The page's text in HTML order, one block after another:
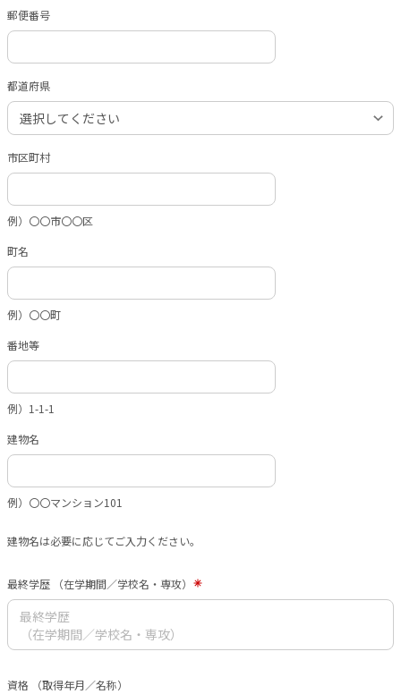
郵便番号
都道府県
市区町村
例）〇〇市〇〇区
町名
例）〇〇町
番地等
例）1-1-1
建物名
例）〇〇マンション101
建物名は必要に応じてご入力ください。
最終学歴 （在学期間／学校名・専攻）
資格 （取得年月／名称）